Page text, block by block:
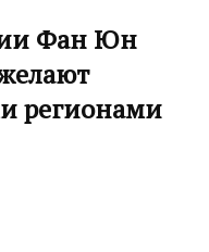
Фан Юн
регионами